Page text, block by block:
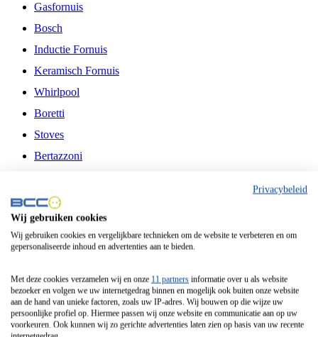
Gasfornuis
Bosch
Inductie Fornuis
Keramisch Fornuis
Whirlpool
Boretti
Stoves
Bertazzoni
Fitelli
Airfryer
Frituurpan
Contactgrill
Broodbakmachine
Broodrooster
Privacybeleid
Wij gebruiken cookies
Wij gebruiken cookies en vergelijkbare technieken om de website te verbeteren en om
gepersonaliseerde inhoud en advertenties aan te bieden.
Met deze cookies verzamelen wij en onze 11 partners informatie over u als website
bezoeker en volgen we uw internetgedrag binnen en mogelijk ook buiten onze website
aan de hand van unieke factoren, zoals uw IP-adres. Wij bouwen op die wijze uw
persoonlijke profiel op. Hiermee passen wij onze website en communicatie aan op uw
voorkeuren. Ook kunnen wij zo gerichte advertenties laten zien op basis van uw recente